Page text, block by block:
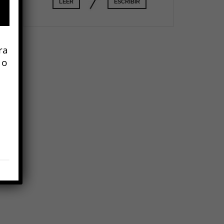
LEER ESCRIBIR